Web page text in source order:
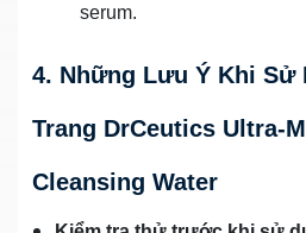
serum.
4. Những Lưu Ý Khi Sử
Trang DrCeutics Ultra-
Cleansing Water